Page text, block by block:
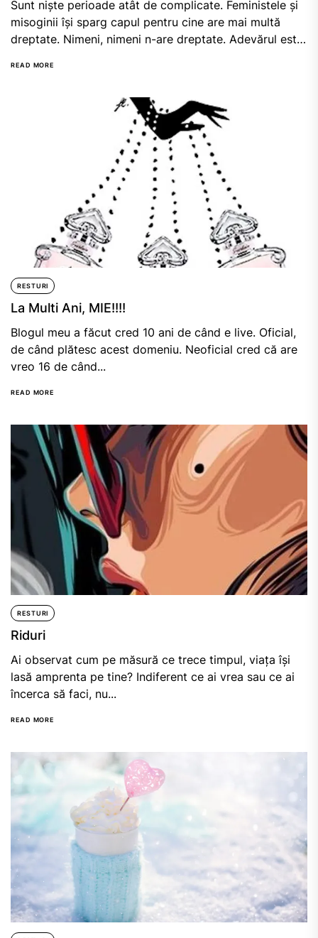
Sunt niște perioade atât de complicate. Feministele și
misoginii își sparg capul pentru cine are mai multă
dreptate. Nimeni, nimeni n-are dreptate. Adevărul este
READ MORE
RESTURI
La Multi Ani, MIE!!!!
Blogul meu a făcut cred 10 ani de când e live. Oficial,
de când plătesc acest domeniu. Neoficial cred că are
vreo 16 de când...
READ MORE
RESTURI
Riduri
Ai observat cum pe măsură ce trece timpul, viața își
lasă amprenta pe tine? Indiferent ce ai vrea sau ce ai
încerca să faci, nu...
READ MORE